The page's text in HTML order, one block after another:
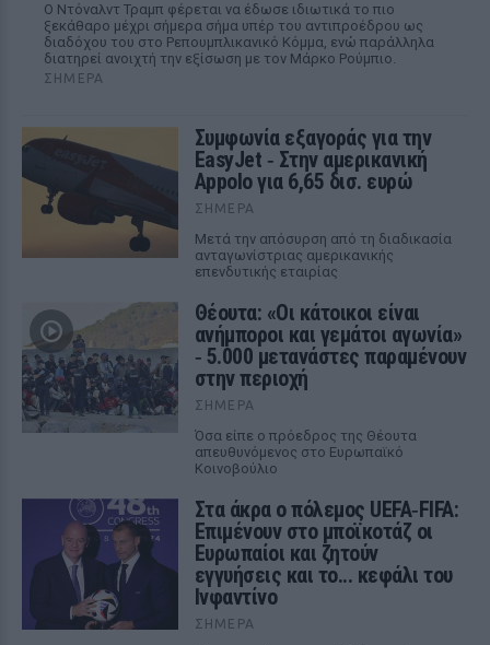
Ο Ντόναλντ Τραμπ φέρεται να έδωσε ιδιωτικά το πιο
ξεκάθαρο μέχρι σήμερα σήμα υπέρ του αντιπροέδρου ως
διαδόχου του στο Ρεπουμπλικανικό Κόμμα, ενώ παράλληλα
διατηρεί ανοιχτή την εξίσωση με τον Μάρκο Ρούμπιο.
ΣΉΜΕΡΑ
Συμφωνία εξαγοράς για την
EasyJet ‑ Στην αμερικανική
Appolo για 6,65 δισ. ευρώ
ΣΉΜΕΡΑ
Μετά την απόσυρση από τη διαδικασία
ανταγωνίστριας αμερικανικής
επενδυτικής εταιρίας
Θέουτα: «Οι κάτοικοι είναι
ανήμποροι και γεμάτοι αγωνία»
‑ 5.000 μετανάστες παραμένουν
στην περιοχή
ΣΉΜΕΡΑ
Όσα είπε ο πρόεδρος της Θέουτα
απευθυνόμενος στο Ευρωπαϊκό
Κοινοβούλιο
Στα άκρα ο πόλεμος UEFA‑FIFA:
Επιμένουν στο μποϊκοτάζ οι
Ευρωπαίοι και ζητούν
εγγυήσεις και το... κεφάλι του
Ινφαντίνο
ΣΉΜΕΡΑ